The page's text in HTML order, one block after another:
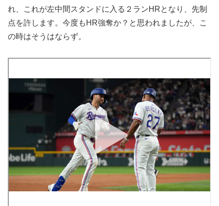
れ、これが左中間スタンドに入る２ランHRとなり、先制
点を許します。今度もHR強奪か？と思われましたが、こ
の時はそうはならず。